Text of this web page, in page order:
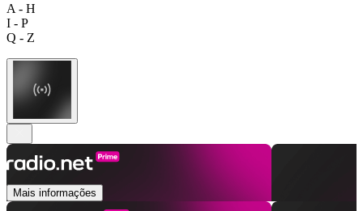
A - H
I - P
Q - Z
Mais informações